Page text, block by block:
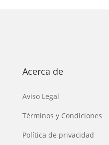
Acerca de
Aviso Legal
Términos y Condiciones
Política de privacidad